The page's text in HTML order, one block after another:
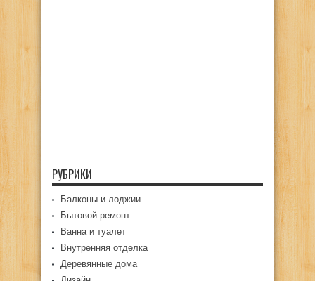
РУБРИКИ
Балконы и лоджии
Бытовой ремонт
Ванна и туалет
Внутренняя отделка
Деревянные дома